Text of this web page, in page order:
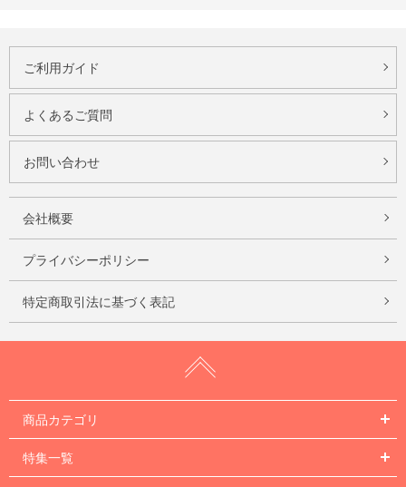
ご利用ガイド
よくあるご質問
お問い合わせ
会社概要
プライバシーポリシー
特定商取引法に基づく表記
商品カテゴリ
特集一覧